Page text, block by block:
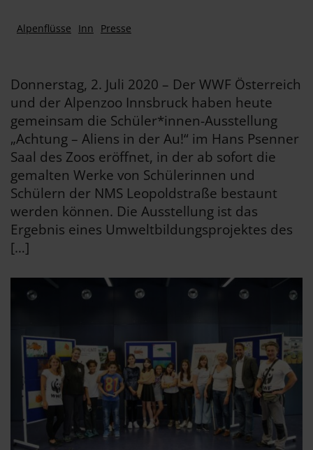
Alpenflüsse Inn Presse
Donnerstag, 2. Juli 2020 – Der WWF Österreich
und der Alpenzoo Innsbruck haben heute
gemeinsam die Schüler*innen-Ausstellung
„Achtung – Aliens in der Au!“ im Hans Psenner
Saal des Zoos eröffnet, in der ab sofort die
gemalten Werke von Schülerinnen und
Schülern der NMS Leopoldstraße bestaunt
werden können. Die Ausstellung ist das
Ergebnis eines Umweltbildungsprojektes des
[…]